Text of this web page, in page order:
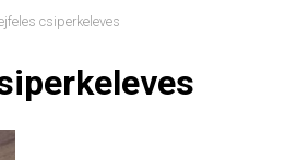
csiperkeleves